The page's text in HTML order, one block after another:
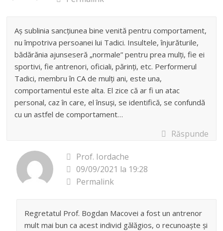
Aș sublinia sancțiunea bine venită pentru comportament,
nu împotriva persoanei lui Tadici. Insultele, înjurăturile,
bădărănia ajunseseră „normale” pentru prea mulți, fie ei
sportivi, fie antrenori, oficiali, părinți, etc. Performerul
Tadici, membru în CA de mulți ani, este una,
comportamentul este alta. El zice că ar fi un atac
personal, caz în care, el însuși, se identifică, se confundă
cu un astfel de comportament…
Răspunde
Prof. Iordache
09/09/2021 la 19:28
Permalink
Regretatul Prof. Bogdan Macovei a fost un antrenor
mult mai bun ca acest individ gălăgios, o recunoaște și